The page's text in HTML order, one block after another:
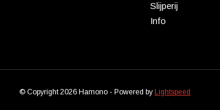
Slijperij
Info
© Copyright 2026 Hamono - Powered by Lightspeed